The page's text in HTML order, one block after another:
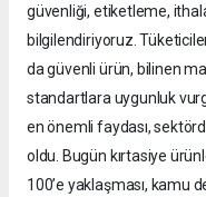
güvenliği, etiketleme,
bilgilendiriyoruz.
da güvenli ürün, bilinen
standartlara uygunluk
en önemli faydası,
oldu. Bugün kırtasiye
100’e yaklaşması, kamu